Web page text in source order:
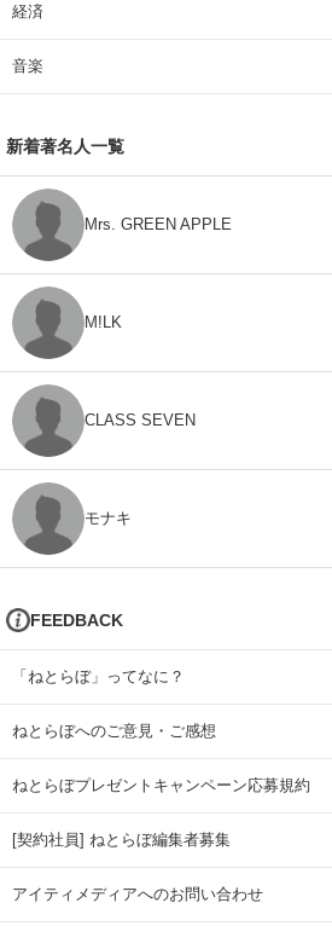
経済
音楽
新着著名人一覧
Mrs. GREEN APPLE
M!LK
CLASS SEVEN
モナキ
FEEDBACK
「ねとらぼ」ってなに？
ねとらぼへのご意見・ご感想
ねとらぼプレゼントキャンペーン応募規約
[契約社員] ねとらぼ編集者募集
アイティメディアへのお問い合わせ